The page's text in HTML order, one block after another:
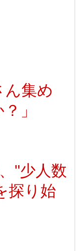
ん集め
」
"少人数
探り始